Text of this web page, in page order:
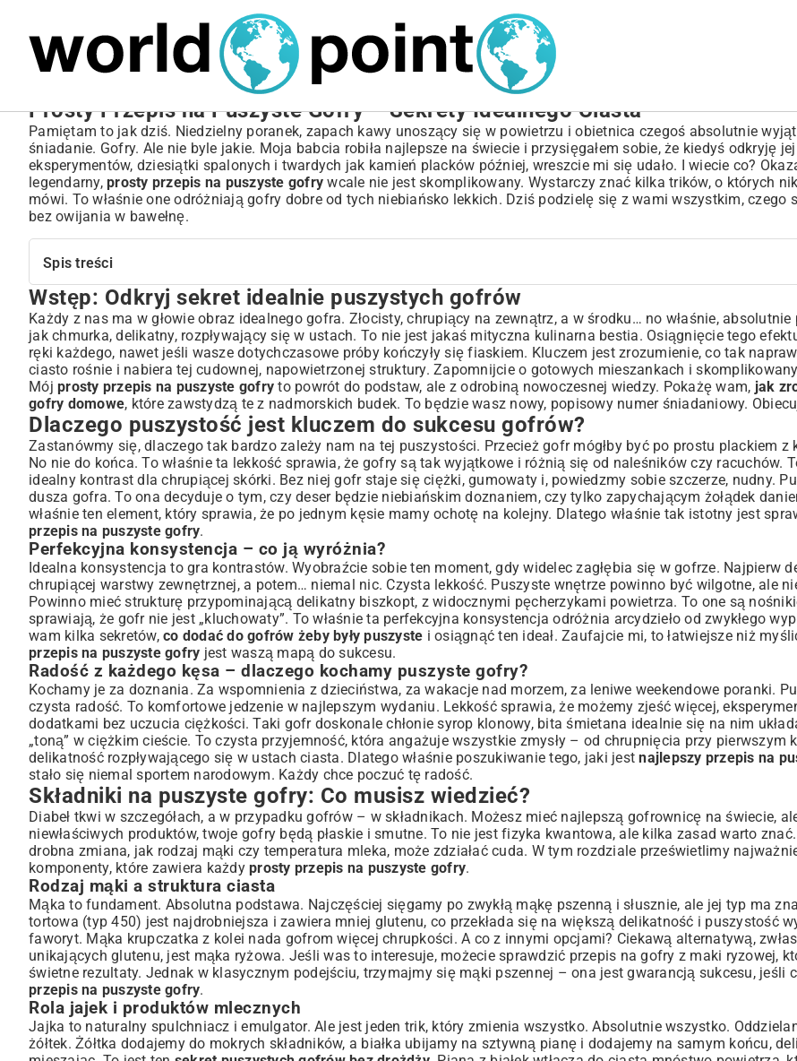
Prosty Przepis na Puszyste Gofry – Sekrety Idealnego Ciasta
Pamiętam to jak dziś. Niedzielny poranek, zapach kawy unoszący się w powietrzu i obietnica czegoś absolutnie
śniadanie. Gofry. Ale nie byle jakie. Moja babcia robiła najlepsze na świecie i przysięgałem sobie, że kiedyś odkryję
eksperymentów, dziesiątki spalonych i twardych jak kamień placków później, wreszcie mi się udało. I wiecie co?
legendarny, prosty przepis na puszyste gofry wcale nie jest skomplikowany. Wystarczy znać kilka trików, o których
mówi. To właśnie one odróżniają gofry dobre od tych niebiańsko lekkich. Dziś podzielę się z wami wszystkim, czego
bez owijania w bawełnę.
Spis treści
Wstęp: Odkryj sekret idealnie puszystych gofrów
Dlaczego puszystość jest kluczem do sukcesu gofrów?
Perfekcyjna konsystencja – co ją wyróżnia?
Radość z każdego kęsa – dlaczego kochamy puszyste gofry?
Składniki na puszyste gofry: Co musisz wiedzieć?
Rodzaj mąki a struktura ciasta
Rola jajek i produktów mlecznych
Czym wzmocnić puszystość: drożdże czy proszek do pieczenia?
Prosty przepis krok po kroku na gofry idealne
Przygotowanie ciasta: klucz do sukcesu
Sekrety pieczenia w gofrownicy
Jak uzyskać złocistą skórkę?
Dodatkowe wskazówki dla mistrzów puszystości
Fermentacja ciasta dla lepszego smaku i lekkości
Triki z oddzielaniem białek i żółtek
Pomysły na serwowanie: Od słodkich po wytrawne gofry
Klasyczne dodatki: owoce, bita śmietana, syropy
Nieszablonowe połączenia smakowe
Najczęstsze problemy z goframi i jak ich unikać
Gofry, które nie rosną – co poszło nie tak?
Przywieranie do gofrownicy – skuteczne rozwiązania
Podsumowanie: Twoja droga do perfekcyjnych gofrów
Wstęp: Odkryj sekret idealnie puszystych gofrów
Każdy z nas ma w głowie obraz idealnego gofra. Złocisty, chrupiący na zewnątrz, a w środku… no właśnie, absolutnie
jak chmurka, delikatny, rozpływający się w ustach. To nie jest jakaś mityczna kulinarna bestia. Osiągnięcie tego
ręki każdego, nawet jeśli wasze dotychczasowe próby kończyły się fiaskiem. Kluczem jest zrozumienie, co tak
ciasto rośnie i nabiera tej cudownej, napowietrzonej struktury. Zapomnijcie o gotowych mieszankach i
Mój prosty przepis na puszyste gofry to powrót do podstaw, ale z odrobiną nowoczesnej wiedzy. Pokażę wam, jak
gofry domowe, które zawstydzą te z nadmorskich budek. To będzie wasz nowy, popisowy numer śniadaniowy.
Dlaczego puszystość jest kluczem do sukcesu gofrów?
Zastanówmy się, dlaczego tak bardzo zależy nam na tej puszystości. Przecież gofr mógłby być po prostu plackiem z
No nie do końca. To właśnie ta lekkość sprawia, że gofry są tak wyjątkowe i różnią się od naleśników czy racuchów.
idealny kontrast dla chrupiącej skórki. Bez niej gofr staje się ciężki, gumowaty i, powiedzmy sobie szczerze, nudny.
dusza gofra. To ona decyduje o tym, czy deser będzie niebiańskim doznaniem, czy tylko zapychającym żołądek
właśnie ten element, który sprawia, że po jednym kęsie mamy ochotę na kolejny. Dlatego właśnie tak istotny jest
przepis na puszyste gofry.
Perfekcyjna konsystencja – co ją wyróżnia?
Idealna konsystencja to gra kontrastów. Wyobraźcie sobie ten moment, gdy widelec zagłębia się w gofrze. Najpierw
chrupiącej warstwy zewnętrznej, a potem… niemal nic. Czysta lekkość. Puszyste wnętrze powinno być wilgotne, ale
Powinno mieć strukturę przypominającą delikatny biszkopt, z widocznymi pęcherzykami powietrza. To one są
sprawiają, że gofr nie jest „kluchowaty”. To właśnie ta perfekcyjna konsystencja odróżnia arcydzieło od zwykłego
wam kilka sekretów, co dodać do gofrów żeby były puszyste i osiągnąć ten ideał. Zaufajcie mi, to łatwiejsze niż
przepis na puszyste gofry jest waszą mapą do sukcesu.
Radość z każdego kęsa – dlaczego kochamy puszyste gofry?
Kochamy je za doznania. Za wspomnienia z dzieciństwa, za wakacje nad morzem, za leniwe weekendowe poranki.
czysta radość. To komfortowe jedzenie w najlepszym wydaniu. Lekkość sprawia, że możemy zjeść więcej,
dodatkami bez uczucia ciężkości. Taki gofr doskonale chłonie syrop klonowy, bita śmietana idealnie się na nim
„toną” w ciężkim cieście. To czysta przyjemność, która angażuje wszystkie zmysły – od chrupnięcia przy pierwszym
delikatność rozpływającego się w ustach ciasta. Dlatego właśnie poszukiwanie tego, jaki jestnajlepszy przepis na
stało się niemal sportem narodowym. Każdy chce poczuć tę radość.
Składniki na puszyste gofry: Co musisz wiedzieć?
Diabeł tkwi w szczegółach, a w przypadku gofrów – w składnikach. Możesz mieć najlepszą gofrownicę na świecie,
niewłaściwych produktów, twoje gofry będą płaskie i smutne. To nie jest fizyka kwantowa, ale kilka zasad warto
drobna zmiana, jak rodzaj mąki czy temperatura mleka, może zdziałać cuda. W tym rozdziale prześwietlimy
komponenty, które zawiera każdy prosty przepis na puszyste gofry.
Rodzaj mąki a struktura ciasta
Mąka to fundament. Absolutna podstawa. Najczęściej sięgamy po zwykłą mąkę pszenną i słusznie, ale jej typ ma
tortowa (typ 450) jest najdrobniejsza i zawiera mniej glutenu, co przekłada się na większą delikatność i puszystość
faworyt. Mąka krupczatka z kolei nada gofrom więcej chrupkości. A co z innymi opcjami? Ciekawą alternatywą,
unikających glutenu, jest mąka ryżowa. Jeśli was to interesuje, możecie sprawdzić przepis na gofry z maki ryzowej,
świetne rezultaty. Jednak w klasycznym podejściu, trzymajmy się mąki pszennej – ona jest gwarancją sukcesu, jeśli
przepis na puszyste gofry.
Rola jajek i produktów mlecznych
Jajka to naturalny spulchniacz i emulgator. Ale jest jeden trik, który zmienia wszystko. Absolutnie wszystko.
żółtek. Żółtka dodajemy do mokrych składników, a białka ubijamy na sztywną pianę i dodajemy na samym końcu,